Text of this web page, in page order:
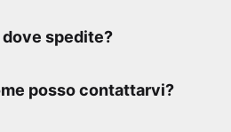
dove spedite?
posso contattarvi?